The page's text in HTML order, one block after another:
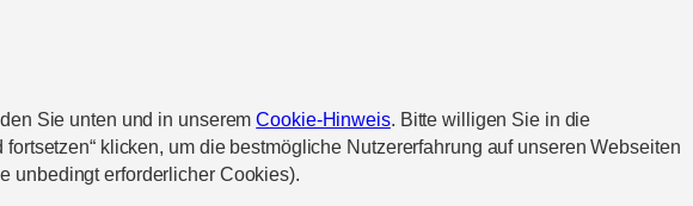
Sie unten und in unseremCookie-Hinweis. Bitte willigen Sie in die
klicken, um die bestmögliche Nutzererfahrung auf unseren Webseiten
unbedingt erforderlicher Cookies).